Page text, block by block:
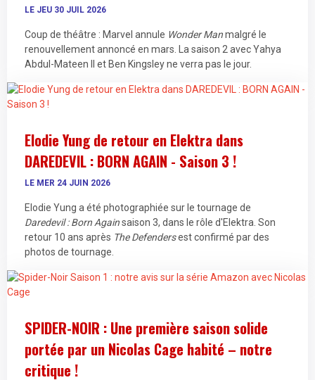
LE JEU 30 JUIL 2026
Coup de théâtre : Marvel annule Wonder Manmalgré le
renouvellement annoncé en mars. La saison 2 avec Yahya
Abdul-Mateen II et Ben Kingsley ne verra pas le jour.
Elodie Yung de retour en Elektra dans
DAREDEVIL : BORN AGAIN - Saison 3 !
LE MER 24 JUIN 2026
Elodie Yung a été photographiée sur le tournage de
Daredevil : Born Againsaison 3, dans le rôle d'Elektra. Son
retour 10 ans après The Defendersest confirmé par des
photos de tournage.
SPIDER-NOIR : Une première saison solide
portée par un Nicolas Cage habité – notre
critique !